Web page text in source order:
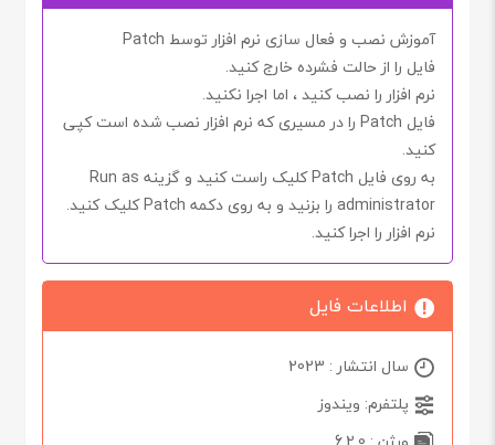
آموزش نصب و فعال سازی نرم افزار توسط Patch
فایل را از حالت فشرده خارج کنید.
نرم افزار را نصب کنید ، اما اجرا نکنید.
فایل Patch را در مسیری که نرم افزار نصب شده است کپی
کنید.
به روی فایل Patchکلیک راست کنید و گزینه Run as
administrator را بزنید و به روی دکمه Patchکلیک کنید.
نرم افزار را اجرا کنید.
اطلاعات فایل
سال انتشار : 2023
پلتفرم: ویندوز